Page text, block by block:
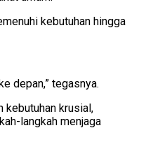
kebutuhan hingga
depan,” tegasnya.
kebutuhan krusial,
langkah menjaga